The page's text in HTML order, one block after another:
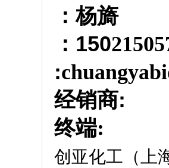
：杨旖
：150
:
经销商:
终端:
创亚化工（上